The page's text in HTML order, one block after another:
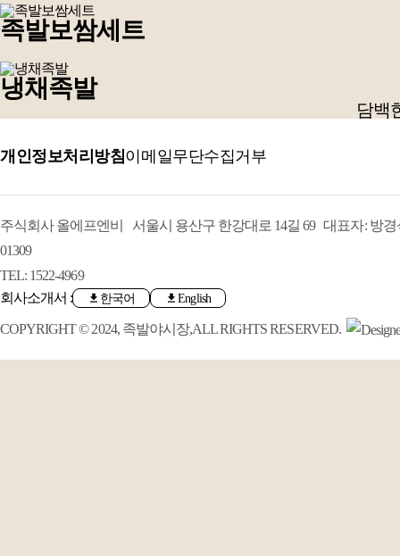
족발보쌈세트
냉채족발
담백
개인정보처리방침이메일무단수집거부
주식회사 올에프엔비 서울시 용산구 한강대로 14길 69 대표자: 방경
01309
TEL: 1522-4969
회사소개서 :
한국어 English
COPYRIGHT © 2024, 족발야시장,ALL RIGHTS RESERVED.